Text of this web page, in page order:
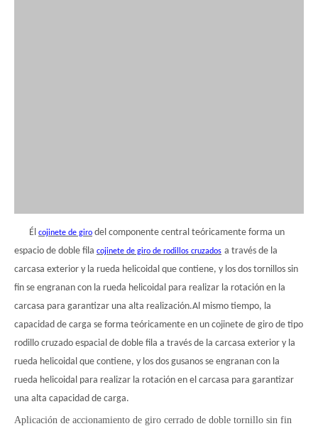
Él cojinete de giro del componente central teóricamente forma un
espacio de doble fila cojinete de giro de rodillos cruzados a través de la
carcasa exterior y la rueda helicoidal que contiene, y los dos tornillos sin
fin se engranan con la rueda helicoidal para realizar la rotación en la
carcasa para garantizar una alta realización.Al mismo tiempo, la
capacidad de carga se forma teóricamente en un cojinete de giro de tipo
rodillo cruzado espacial de doble fila a través de la carcasa exterior y la
rueda helicoidal que contiene, y los dos gusanos se engranan con la
rueda helicoidal para realizar la rotación en el carcasa para garantizar
una alta capacidad de carga.
Aplicación de accionamiento de giro cerrado de doble tornillo sin fin